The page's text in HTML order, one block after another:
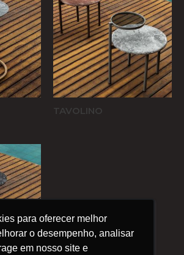
para oferecer melhor
o desempenho, analisar
em nosso site e
para oferecer melhor
o desempenho, analisar
em nosso site e
TAVOLINO